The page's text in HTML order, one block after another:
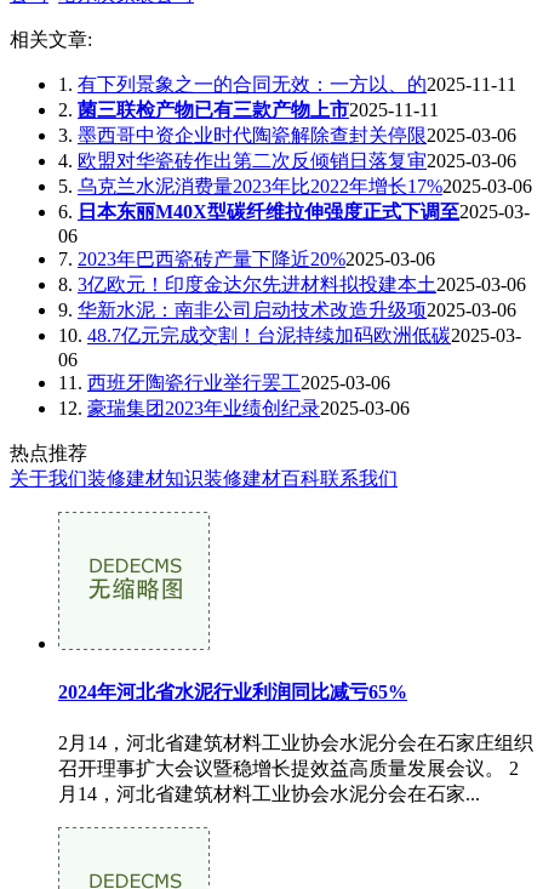
相关文章:
1. 有下列景象之一的合同无效：一方以、的2025-11-11
2. 菌三联检产物已有三款产物上市2025-11-11
3. 墨西哥中资企业时代陶瓷解除查封关停限2025-03-06
4. 欧盟对华瓷砖作出第二次反倾销日落复审2025-03-06
5. 乌克兰水泥消费量2023年比2022年增长17%2025-03-06
6. 日本东丽M40X型碳纤维拉伸强度正式下调至2025-03-
06
7. 2023年巴西瓷砖产量下降近20%2025-03-06
8. 3亿欧元！印度金达尔先进材料拟投建本土2025-03-06
9. 华新水泥：南非公司启动技术改造升级项2025-03-06
10. 48.7亿元完成交割！台泥持续加码欧洲低碳2025-03-
06
11. 西班牙陶瓷行业举行罢工2025-03-06
12. 豪瑞集团2023年业绩创纪录2025-03-06
热点推荐
关于我们装修建材知识装修建材百科联系我们
2024年河北省水泥行业利润同比减亏65%
2月14，河北省建筑材料工业协会水泥分会在石家庄组织
召开理事扩大会议暨稳增长提效益高质量发展会议。 2
月14，河北省建筑材料工业协会水泥分会在石家...